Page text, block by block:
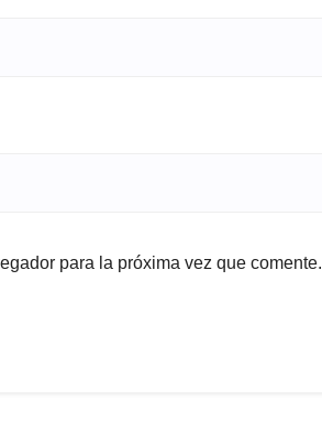
para la próxima vez que comente.